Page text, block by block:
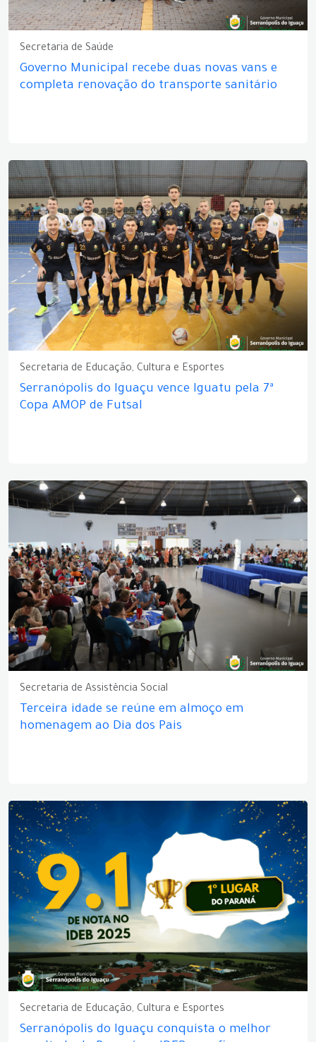
Secretaria de Saúde
Governo Municipal recebe duas novas vans e
completa renovação do transporte sanitário
Secretaria de Educação, Cultura e Esportes
Serranópolis do Iguaçu vence Iguatu pela 7ª
Copa AMOP de Futsal
Secretaria de Assistência Social
Terceira idade se reúne em almoço em
homenagem ao Dia dos Pais
Secretaria de Educação, Cultura e Esportes
Serranópolis do Iguaçu conquista o melhor